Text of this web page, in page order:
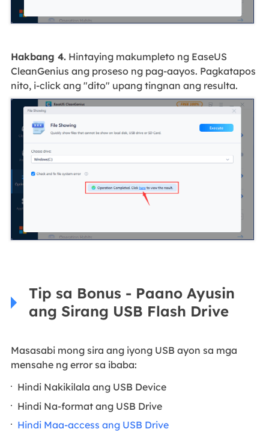
Hakbang 4.Hintaying makumpleto ng EaseUS
CleanGenius ang proseso ng pag-aayos. Pagkatapos
nito, i-click ang "dito" upang tingnan ang resulta.
Tip sa Bonus - Paano Ayusin
ang Sirang USB Flash Drive
Masasabi mong sira ang iyong USB ayon sa mga
mensahe ng error sa ibaba:
Hindi Nakikilala ang USB Device
Hindi Na-format ang USB Drive
Hindi Maa-access ang USB Drive